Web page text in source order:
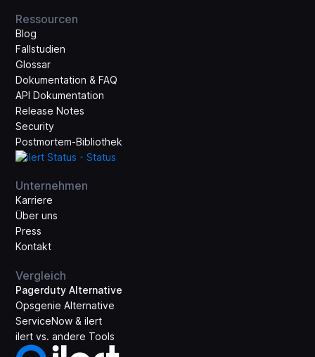
Ressourcen
Blog
Fallstudien
Glossar
Dokumentation & FAQ
API Dokumentation
Release Notes
Security
Postmortem-Bibliothek
Unternehmen
Karriere
Über uns
Press
Kontakt
Vergleich
Pagerduty Alternative
Opsgenie Alternative
ServiceNow & ilert
ilert vs. andere Tools